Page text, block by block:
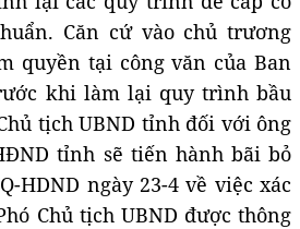
Căn cứ vào chủ trương
quyền tại công văn của Ban
khi làm lại quy trình bầu
tịch UBND tỉnh đối với ông
tỉnh sẽ tiến hành bãi bỏ
HDND ngày 23-4 về việc xác
Chủ tịch UBND được thông